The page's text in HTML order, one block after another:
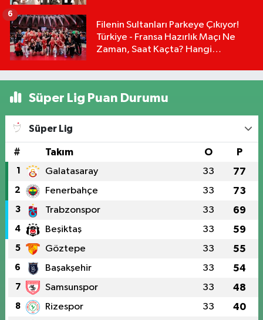
Filenin Sultanları Parkeye Çıkıyor!
Türkiye - Fransa Hazırlık Maçı Ne
Zaman, Saat Kaçta? Hangi
6
Süper Lig Puan Durumu
Süper Lig
# Takım O P
1 Galatasaray 33 77
2 Fenerbahçe 33 73
3 Trabzonspor 33 69
4 Beşiktaş 33 59
5 Göztepe 33 55
6 Başakşehir 33 54
7 Samsunspor 33 48
8 Rizespor 33 40